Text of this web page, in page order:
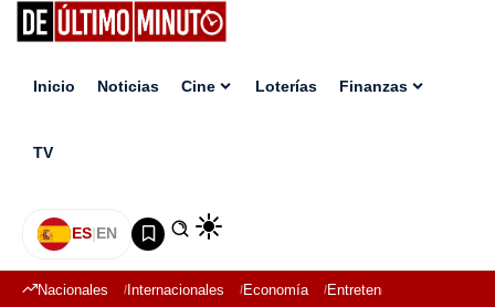
Inicio Noticias Cine Loterías Finanzas
TV
ES|EN
Nacionales Internacionales Economía Entretenimiento